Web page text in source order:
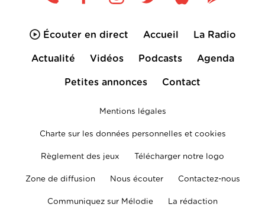
Écouter en direct Accueil La Radio
Actualité Vidéos Podcasts Agenda
Petites annonces Contact
Mentions légales
Charte sur les données personnelles et cookies
Règlement des jeux Télécharger notre logo
Zone de diffusion Nous écouter Contactez-nous
Communiquez sur Mélodie La rédaction